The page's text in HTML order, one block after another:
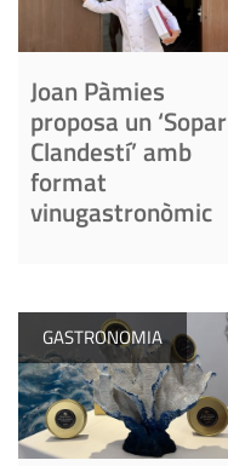
Joan Pàmies
proposa un ‘Sopar
Clandestí’ amb
format
vinugastronòmic
GASTRONOMIA